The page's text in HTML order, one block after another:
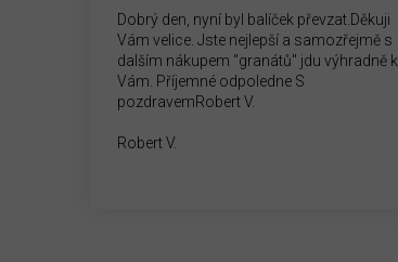
Dobrý den, nyní byl balíček převzat.Děkuji
Vám velice. Jste nejlepší a samozřejmě s
dalším nákupem "granátů" jdu výhradně k
Vám. Příjemné odpoledne S
pozdravemRobert V.
Robert V.